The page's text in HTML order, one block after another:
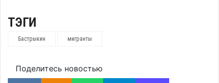
ТЭГИ
Бастрыкин мигранты
Поделитесь новостью